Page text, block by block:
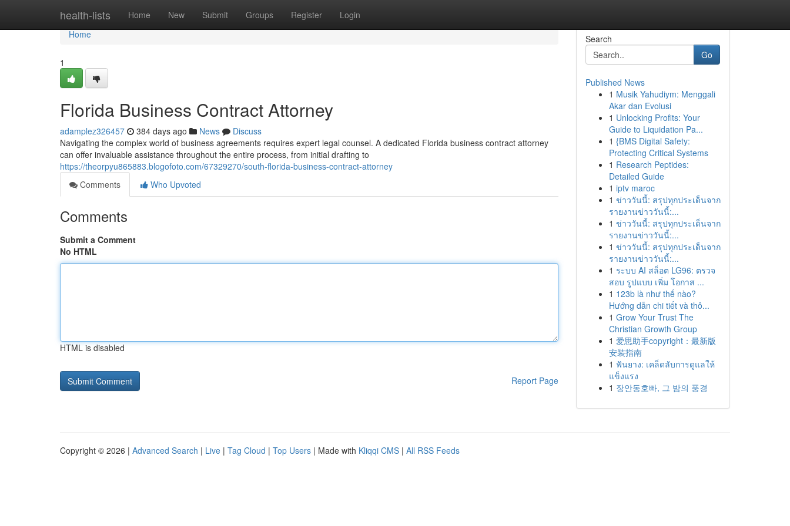
health-lists Home New Submit Groups Register Login
Home
Home
1
Florida Business Contract Attorney
adamplez326457 384 days ago News
Discuss
Navigating the complex world of business agreements requires expert legal counsel. A dedicated Florida business contract attorney
can offer invaluable assistance throughout the entire process, from initial drafting to
https://theorpyu865883.blogofoto.com/67329270/south-florida-business-contract-attorney
Comments
Who Upvoted
Comments
Submit a Comment
No HTML
HTML is disabled
Report Page
Search
Go
Published News
1 Musik Yahudiym: Menggali
Akar dan Evolusi
1 Unlocking Profits: Your
Guide to Liquidation Pa...
1 {BMS Digital Safety:
Protecting Critical Systems
1 Research Peptides:
Detailed Guide
1 iptv maroc
1 ข่าววันนี้: สรุปทุกประเด็นจาก
รายงานข่าววันนี้:...
1 ข่าววันนี้: สรุปทุกประเด็นจาก
รายงานข่าววันนี้:...
1 ข่าววันนี้: สรุปทุกประเด็นจาก
รายงานข่าววันนี้:...
1 ระบบ AI สล็อต LG96: ตรวจ
สอบ รูปแบบ เพิ่ม โอกาส ...
1 123b là như thế nào?
Hướng dẫn chi tiết và thô...
1 Grow Your Trust The
Christian Growth Group
1 爱思助手copyright：最新版
安装指南
1 ฟันยาง: เคล็ดลับการดูแลให้
แข็งแรง
1 장안동호빠, 그 밤의 풍경
Copyright © 2026 | Advanced Search | Live | Tag Cloud | Top Users | Made with Kliqqi CMS | All RSS Feeds